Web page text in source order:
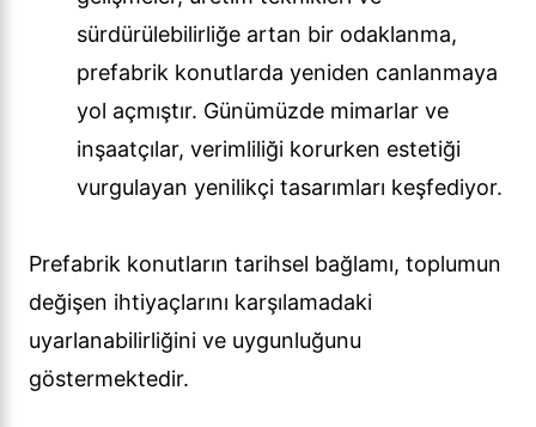
sürdürülebilirliğe artan bir odaklanma,
prefabrik konutlarda yeniden canlanmaya
yol açmıştır. Günümüzde mimarlar ve
inşaatçılar, verimliliği korurken estetiği
vurgulayan yenilikçi tasarımları keşfediyor.
Prefabrik konutların tarihsel bağlamı, toplumun
değişen ihtiyaçlarını karşılamadaki
uyarlanabilirliğini ve uygunluğunu
göstermektedir.